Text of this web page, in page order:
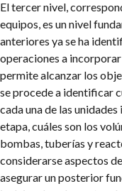
El tercer nivel,
equipos, es un nivel
anteriores ya se ha
operaciones a
permite alcanzar los
se procede a identificar
cada una de las
etapa, cuáles son los
bombas, tuberías y
considerarse aspectos
asegurar un posterior